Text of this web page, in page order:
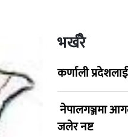
भर्खरै
कर्णाली
नेपालगञ्जमा
जलेर नष्ट